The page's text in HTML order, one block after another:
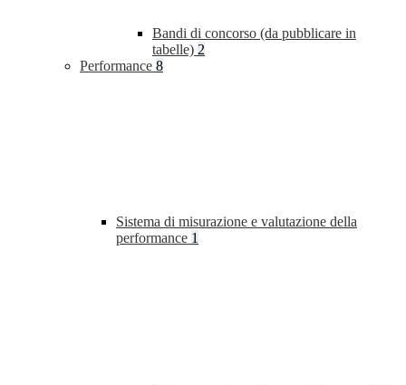
Bandi di concorso (da pubblicare in
tabelle) 2
Performance 8
Sistema di misurazione e valutazione della
performance 1